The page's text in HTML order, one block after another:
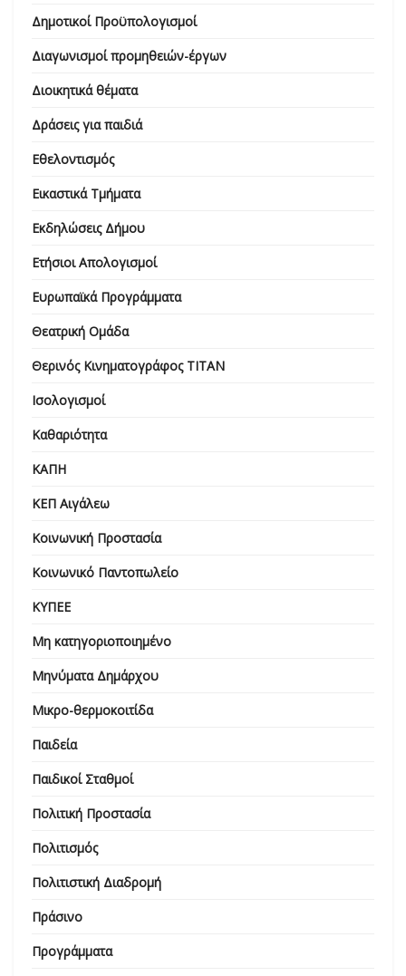
Δημοτικοί Προϋπολογισμοί
Διαγωνισμοί προμηθειών-έργων
Διοικητικά θέματα
Δράσεις για παιδιά
Εθελοντισμός
Εικαστικά Τμήματα
Εκδηλώσεις Δήμου
Ετήσιοι Απολογισμοί
Ευρωπαϊκά Προγράμματα
Θεατρική Ομάδα
Θερινός Κινηματογράφος ΤΙΤΑΝ
Ισολογισμοί
Καθαριότητα
ΚΑΠΗ
ΚΕΠ Αιγάλεω
Κοινωνική Προστασία
Κοινωνικό Παντοπωλείο
ΚΥΠΕΕ
Μη κατηγοριοποιημένο
Μηνύματα Δημάρχου
Μικρο-θερμοκοιτίδα
Παιδεία
Παιδικοί Σταθμοί
Πολιτική Προστασία
Πολιτισμός
Πολιτιστική Διαδρομή
Πράσινο
Προγράμματα